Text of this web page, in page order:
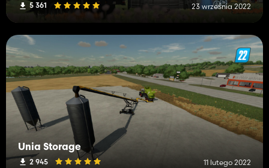
5 361 23 września 2022
Unia Storage
2 945 11 lutego 2022